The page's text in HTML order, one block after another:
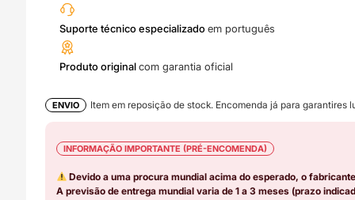
Suporte técnico especializadoem português
Produto originalcom garantia oficial
ENVIO Item em reposição de stock. Encomenda já para garantires
INFORMAÇÃO IMPORTANTE (PRÉ-ENCOMENDA)
Devido a uma procura mundial acima do esperado, o
A previsão de entrega mundial varia de 1 a 3 meses (prazo